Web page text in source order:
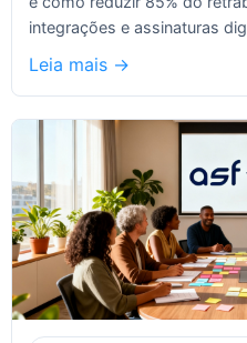
integrações e assinaturas
Leia mais ->